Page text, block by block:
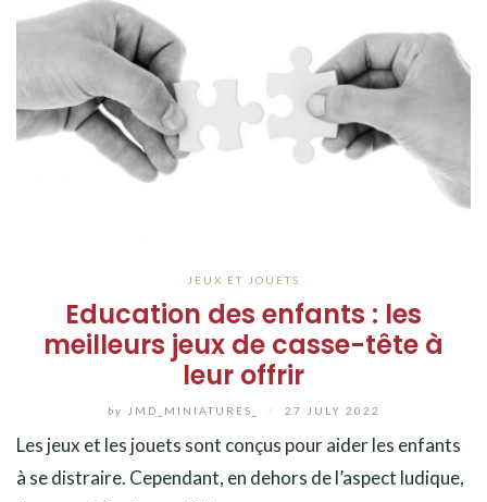
JEUX ET JOUETS
Education des enfants : les
meilleurs jeux de casse-tête à
leur offrir
by JMD_MINIATURES_ 27 JULY 2022
Les jeux et les jouets sont conçus pour aider les enfants
à se distraire. Cependant, en dehors de l’aspect ludique,